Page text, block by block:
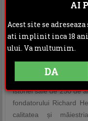
DESCRIERE
OPINII (0)
Echilibrul cognac-ului
istoriei sale de 250 de
fondatorului Richard
calitatea și
AI
Acest site se
ati implinit inca 18
ului. Va multumim.
DA